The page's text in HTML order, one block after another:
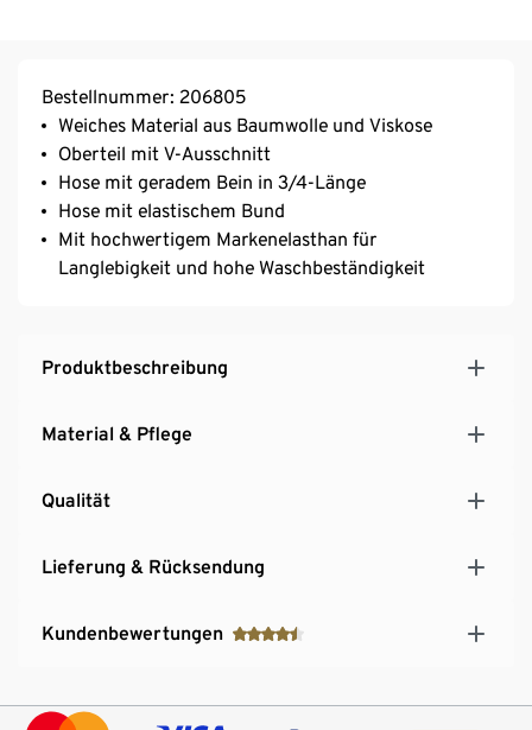
Bestellnummer: 206805
Weiches Material aus Baumwolle und Viskose
Oberteil mit V-Ausschnitt
Hose mit geradem Bein in 3/4-Länge
Hose mit elastischem Bund
Mit hochwertigem Markenelasthan für
Langlebigkeit und hohe Waschbeständigkeit
Produktbeschreibung
Material & Pflege
Qualität
Lieferung & Rücksendung
Kundenbewertungen